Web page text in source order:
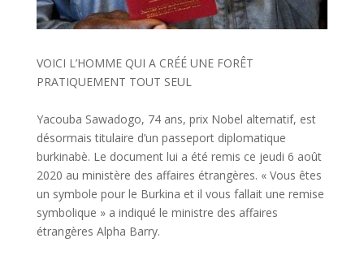
VOICI L’HOMME QUI A CRÉÉ UNE FORÊT
PRATIQUEMENT TOUT SEUL
Yacouba Sawadogo, 74 ans, prix Nobel alternatif, est
désormais titulaire d’un passeport diplomatique
burkinabè. Le document lui a été remis ce jeudi 6 août
2020 au ministère des affaires étrangères. « Vous êtes
un symbole pour le Burkina et il vous fallait une remise
symbolique » a indiqué le ministre des affaires
étrangères Alpha Barry.